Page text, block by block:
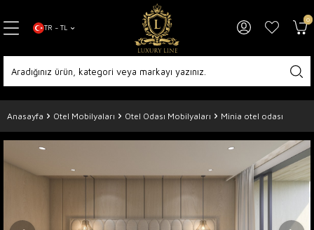
TR − TL
0
Anasayfa Otel Mobilyaları Otel Odası Mobilyaları Minia otel odası